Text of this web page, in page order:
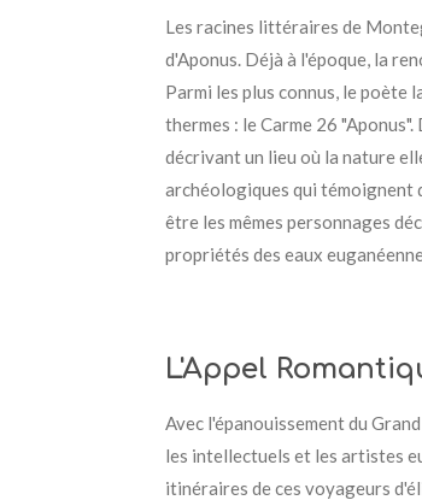
Les racines littéraires de
d'Aponus. Déjà à l'époque, la
Parmi les plus connus, le poète
thermes : le Carme 26
décrivant un lieu où la nature
archéologiques qui témoignent
être les mêmes personnages
propriétés des eaux
L'Appel
Avec l'épanouissement du
les intellectuels et les artistes
itinéraires de ces voyageurs